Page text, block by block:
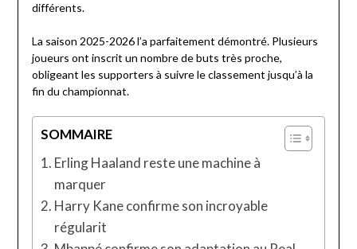
différents.
La saison 2025-2026 l’a parfaitement démontré. Plusieurs
joueurs ont inscrit un nombre de buts très proche,
obligeant les supporters à suivre le classement jusqu’à la
fin du championnat.
SOMMAIRE
Erling Haaland reste une machine à
marquer
Harry Kane confirme son incroyable
régularit